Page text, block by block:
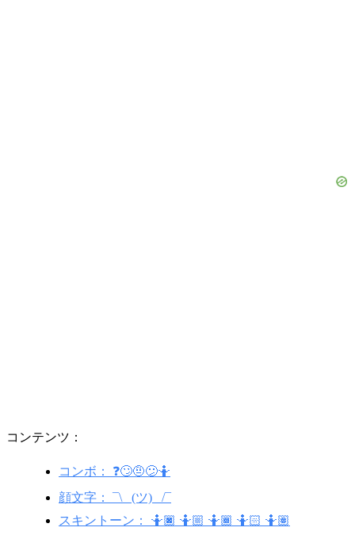
コンテンツ：
コンボ： ❓🙄🤨😕🤷
顔文字： ¯\_ (ツ) _/¯
スキントーン： 🤷🏿 🤷🏼 🤷🏾 🤷🏻 🤷🏽